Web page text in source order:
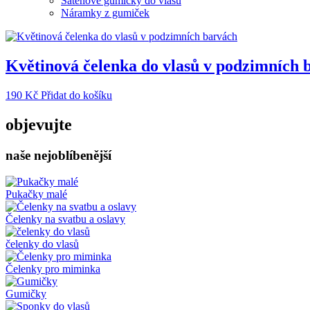
Náramky z gumiček
Květinová čelenka do vlasů v podzimních
190 Kč Přidat do košíku
objevujte
naše nejoblíbenější
Pukačky malé
Čelenky na svatbu a oslavy
čelenky do vlasů
Čelenky pro miminka
Gumičky